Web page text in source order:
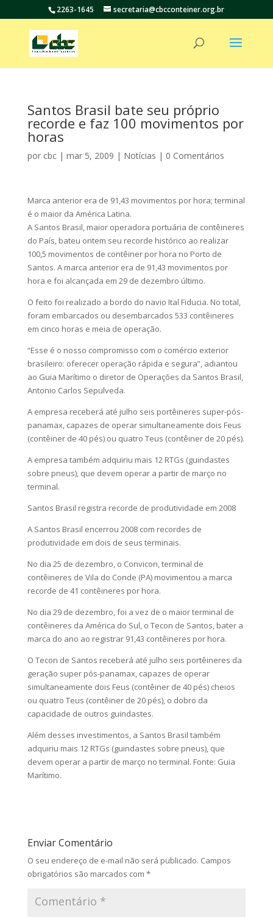
2263-1645 secretaria@cbcconteiner.org.br
Santos Brasil bate seu próprio
recorde e faz 100 movimentos por
horas
por cbc| mar 5, 2009 | Notícias | 0 Comentários
Marca anterior era de 91,43 movimentos por hora; terminal
é o maior da América Latina.
A Santos Brasil, maior operadora portuária de contêineres
do País, bateu ontem seu recorde histórico ao realizar
100,5 movimentos de contêiner por hora no Porto de
Santos. A marca anterior era de 91,43 movimentos por
hora e foi alcançada em 29 de dezembro último.
O feito foi realizado a bordo do navio Ital Fiducia. No total,
foram embarcados ou desembarcados 533 contêineres
em cinco horas e meia de operação.
“Esse é o nosso compromisso com o comércio exterior
brasileiro: oferecer operação rápida e segura”, adiantou
ao Guia Marítimo o diretor de Operações da Santos Brasil,
Antonio Carlos Sepulveda.
A empresa receberá até julho seis portêineres super-pós-
panamax, capazes de operar simultaneamente dois Feus
(contêiner de 40 pés) ou quatro Teus (contêiner de 20 pés).
A empresa também adquiriu mais 12 RTGs (guindastes
sobre pneus), que devem operar a partir de março no
terminal.
Santos Brasil registra recorde de produtividade em 2008
A Santos Brasil encerrou 2008 com recordes de
produtividade em dois de seus terminais.
No dia 25 de dezembro, o Convicon, terminal de
contêineres de Vila do Conde (PA) movimentou a marca
recorde de 41 contêineres por hora.
No dia 29 de dezembro, foi a vez de o maior terminal de
contêineres da América do Sul, o Tecon de Santos, bater a
marca do ano ao registrar 91,43 contêineres por hora.
O Tecon de Santos receberá até julho seis portêineres da
geração super pós-panamax, capazes de operar
simultaneamente dois Feus (contêiner de 40 pés) cheios
ou quatro Teus (contêiner de 20 pés), o dobro da
capacidade de outros guindastes.
Além desses investimentos, a Santos Brasil também
adquiriu mais 12 RTGs (guindastes sobre pneus), que
devem operar a partir de março no terminal. Fonte: Guia
Marítimo.
Enviar Comentário
O seu endereço de e-mail não será publicado. Campos
obrigatórios são marcados com *